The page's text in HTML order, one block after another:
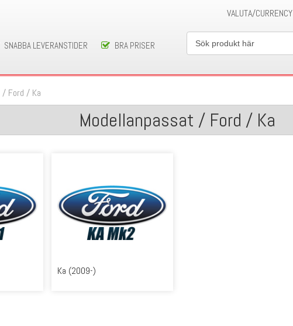
VALUTA/CURRENCY
SNABBA LEVERANSTIDER BRA PRISER
/ Ford / Ka
Modellanpassat / Ford / Ka
Ka (2009-)